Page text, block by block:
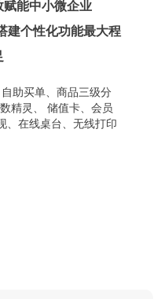
能中小微企业
建个性化功能最大程
助买单、商品三级分
精灵、 储值卡、会员
、在线桌台、无线打印